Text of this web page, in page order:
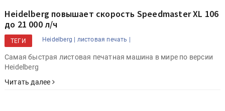
Heidelberg повышает скорость Speedmaster XL 106
до 21 000 л/ч
ТЕГИ Heidelberg | листовая печать |
Cамая быстрая листовая печатная машина в мире по версии
Heidelberg
Читать далее